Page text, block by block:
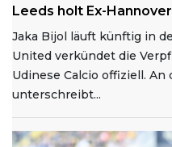
Leeds holt Ex-
Jaka Bijol läuft künftig in
United verkündet die
Udinese Calcio offiziell. An
unterschreibt...